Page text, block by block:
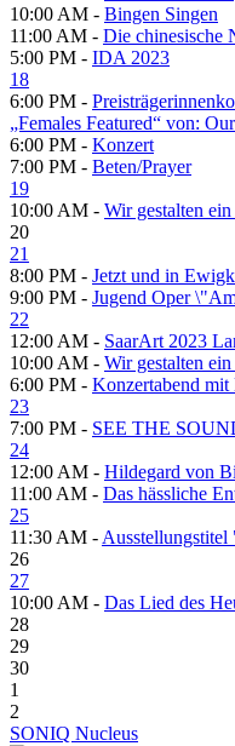
10:00 AM - Bingen Singen
11:00 AM - Die chinesische
5:00 PM - IDA 2023
18
6:00 PM -
„Females Featured“ von:
6:00 PM - Konzert
7:00 PM - Beten/Prayer
19
10:00 AM - Wir gestalten
20
21
8:00 PM - Jetzt und in
9:00 PM - Jugend Oper
22
12:00 AM - SaarArt 2023
10:00 AM - Wir gestalten
6:00 PM - Konzertabend mit
23
7:00 PM - SEE THE
24
12:00 AM - Hildegard von
11:00 AM - Das hässliche
25
11:30 AM -
26
27
10:00 AM - Das Lied des
28
29
30
1
2
SONIQ Nucleus